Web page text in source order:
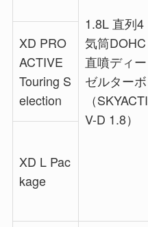
1.8L 直列4
気筒DOHC
直噴ディー
ゼルターボ
（SKYACTI
V-D 1.8）
XD PRO
ACTIVE
Touring S
election
XD L Pac
kage